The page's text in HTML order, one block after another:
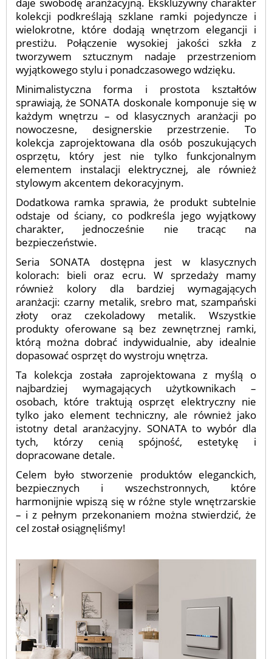
kolekcji podkreślają szklane ramki pojedyncze i
wielokrotne, które dodają wnętrzom elegancji i
prestiżu. Połączenie wysokiej jakości szkła z
tworzywem sztucznym nadaje przestrzeniom
wyjątkowego stylu i ponadczasowego wdzięku.
Minimalistyczna forma i prostota kształtów
sprawiają, że SONATA doskonale komponuje się w
każdym wnętrzu – od klasycznych aranżacji po
nowoczesne, designerskie przestrzenie. To
kolekcja zaprojektowana dla osób poszukujących
osprzętu, który jest nie tylko funkcjonalnym
elementem instalacji elektrycznej, ale również
stylowym akcentem dekoracyjnym.
Dodatkowa ramka sprawia, że produkt subtelnie
odstaje od ściany, co podkreśla jego wyjątkowy
charakter, jednocześnie nie tracąc na
bezpieczeństwie.
Seria SONATA dostępna jest w klasycznych
kolorach: bieli oraz ecru. W sprzedaży mamy
również kolory dla bardziej wymagających
aranżacji: czarny metalik, srebro mat, szampański
złoty oraz czekoladowy metalik. Wszystkie
produkty oferowane są bez zewnętrznej ramki,
którą można dobrać indywidualnie, aby idealnie
dopasować osprzęt do wystroju wnętrza.
Ta kolekcja została zaprojektowana z myślą o
najbardziej wymagających użytkownikach –
osobach, które traktują osprzęt elektryczny nie
tylko jako element techniczny, ale również jako
istotny detal aranżacyjny. SONATA to wybór dla
tych, którzy cenią spójność, estetykę i
dopracowane detale.
Celem było stworzenie produktów eleganckich,
bezpiecznych i wszechstronnych, które
harmonijnie wpiszą się w różne style wnętrzarskie
– i z pełnym przekonaniem można stwierdzić, że
cel został osiągnęliśmy!